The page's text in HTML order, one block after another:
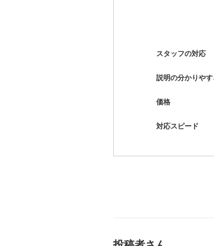
スタッフの対応
説明の分かりやす
価格
対応スピード